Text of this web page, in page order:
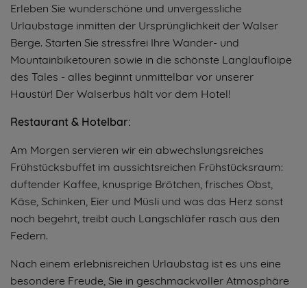
Erleben Sie wunderschöne und unvergessliche
Urlaubstage inmitten der Ursprünglichkeit der Walser
Berge. Starten Sie stressfrei Ihre Wander- und
Mountainbiketouren sowie in die schönste Langlaufloipe
des Tales - alles beginnt unmittelbar vor unserer
Haustür! Der Walserbus hält vor dem Hotel!
Restaurant & Hotelbar:
Am Morgen servieren wir ein abwechslungsreiches
Frühstücksbuffet im aussichtsreichen Frühstücksraum:
duftender Kaffee, knusprige Brötchen, frisches Obst,
Käse, Schinken, Eier und Müsli und was das Herz sonst
noch begehrt, treibt auch Langschläfer rasch aus den
Federn.
Nach einem erlebnisreichen Urlaubstag ist es uns eine
besondere Freude, Sie in geschmackvoller Atmosphäre